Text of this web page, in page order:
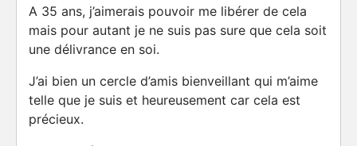
A 35 ans, j’aimerais pouvoir me libérer de cela
mais pour autant je ne suis pas sure que cela soit
une délivrance en soi.
J’ai bien un cercle d’amis bienveillant qui m’aime
telle que je suis et heureusement car cela est
précieux.